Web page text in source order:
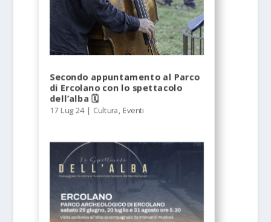
Secondo appuntamento al Parco
di Ercolano con lo spettacolo
dell’alba 🗓
17 Lug 24 | Cultura, Eventi